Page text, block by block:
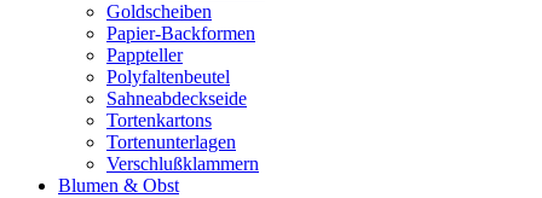
Goldscheiben
Papier-Backformen
Pappteller
Polyfaltenbeutel
Sahneabdeckseide
Tortenkartons
Tortenunterlagen
Verschlußklammern
Blumen & Obst